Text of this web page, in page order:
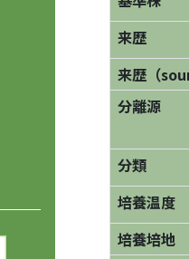
来歴
来歴（
分離源
分類
培養温度
培養培地